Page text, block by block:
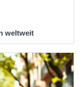
weltweit